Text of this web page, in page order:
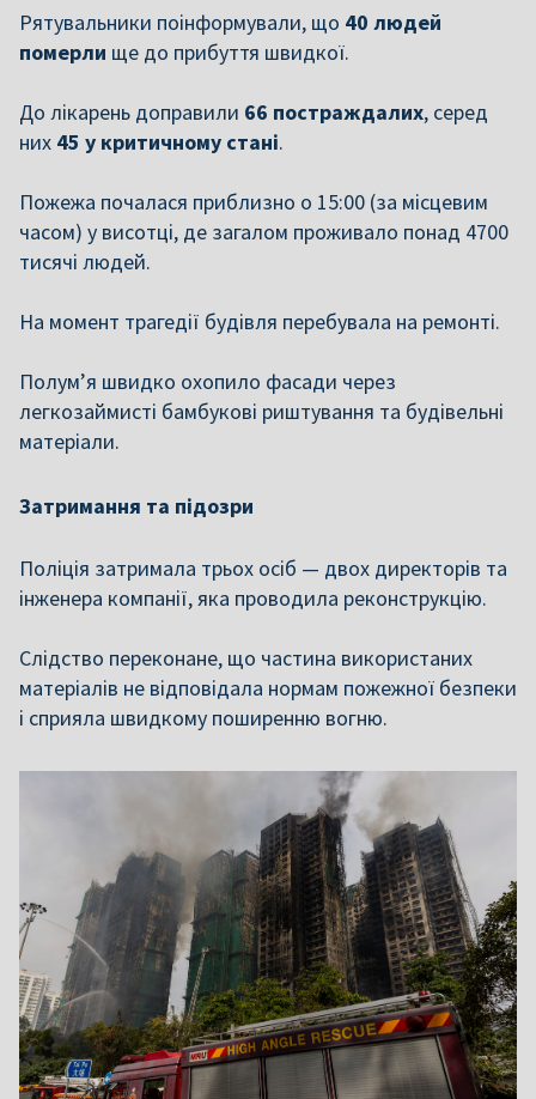
Рятувальники поінформували, що 40 людей
померли ще до прибуття швидкої.
До лікарень доправили 66 постраждалих, серед
них 45 у критичному стані.
Пожежа почалася приблизно о 15:00 (за місцевим
часом) у висотці, де загалом проживало понад 4700
тисячі людей.
На момент трагедії будівля перебувала на ремонті.
Полум’я швидко охопило фасади через
легкозаймисті бамбукові риштування та будівельні
матеріали.
Затримання та підозри
Поліція затримала трьох осіб — двох директорів та
інженера компанії, яка проводила реконструкцію.
Слідство переконане, що частина використаних
матеріалів не відповідала нормам пожежної безпеки
і сприяла швидкому поширенню вогню.